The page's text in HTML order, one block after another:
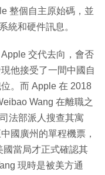
整個自主原始碼，並
統和硬件訊息。
交代去向，會否
他接受了一間中國自
。而 Apple 在 2018
Wang 在離職之
法部派人搜查其寓
國廣州的單程機票，
國當局才正式確認其
現時是被美方通